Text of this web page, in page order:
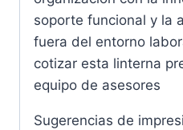
soporte funcional y la
fuera del entorno
cotizar esta linterna
equipo de asesores
Sugerencias de